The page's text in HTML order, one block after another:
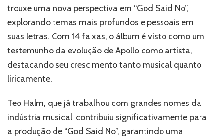
trouxe uma nova perspectiva em “God Said No”,
explorando temas mais profundos e pessoais em
suas letras. Com 14 faixas, o álbum é visto como um
testemunho da evolução de Apollo como artista,
destacando seu crescimento tanto musical quanto
liricamente.
Teo Halm, que já trabalhou com grandes nomes da
indústria musical, contribuiu significativamente para
a produção de “God Said No”, garantindo uma